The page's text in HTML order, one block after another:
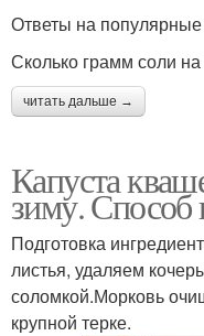
Ответы на
Сколько грамм соли
читать дальше →
Капуста
зиму.
Подготовка
листья, удаляем
соломкой.Морковь
крупной терке.